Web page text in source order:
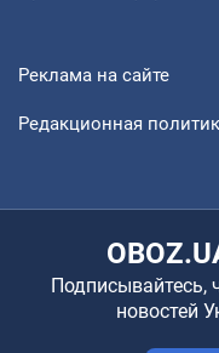
Реклама на сайте
Редакционная
Подписывайтесь,
новостей